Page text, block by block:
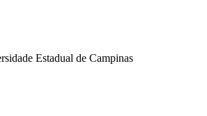
Estadual de Campinas